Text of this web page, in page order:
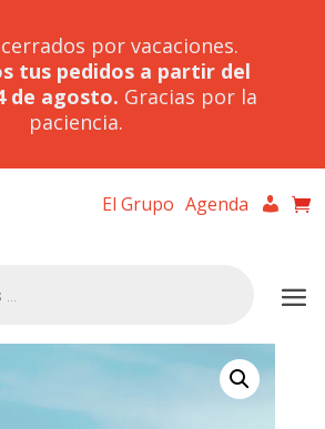
por vacaciones.
tus pedidos a partir del
de agosto. Gracias por la
paciencia.
El Grupo Agenda